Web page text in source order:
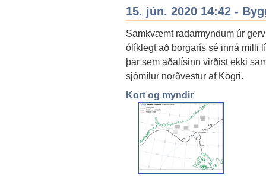
15. jún. 2020 14:42 -
Samkvæmt radarmyndum úr
ólíklegt að borgarís sé inná milli
þar sem aðalísinn virðist ekki
sjómílur norðvestur af Kögri.
Kort og myndir